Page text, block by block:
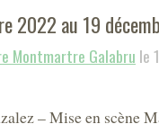
2022 au 19
Montmartre Galabru le
– Mise en scène